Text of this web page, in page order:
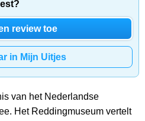
review toe
in Mijn Uitjes
van het Nederlandse
Het Reddingmuseum vertelt